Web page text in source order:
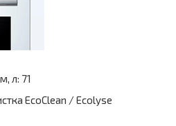
л: 71
EcoClean / Ecolyse